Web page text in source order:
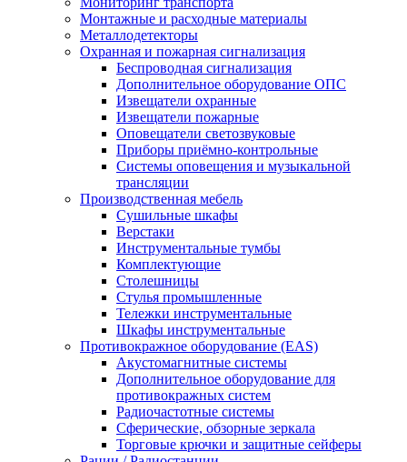
Монтажные и расходные материалы
Металлодетекторы
Охранная и пожарная сигнализация
Беспроводная сигнализация
Дополнительное оборудование ОПС
Извещатели охранные
Извещатели пожарные
Оповещатели светозвуковые
Приборы приёмно-контрольные
Системы оповещения и музыкальной
трансляции
Производственная мебель
Cушильные шкафы
Верстаки
Инструментальные тумбы
Комплектующие
Столешницы
Стулья промышленные
Тележки инструментальные
Шкафы инструментальные
Противокражное оборудование (EAS)
Акустомагнитные системы
Дополнительное оборудование для
противокражных систем
Радиочастотные системы
Сферические, обзорные зеркала
Торговые крючки и защитные сейферы